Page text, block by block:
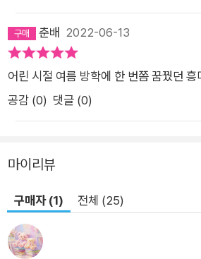
세대를 넘는 우정을 아름다운 이야기로 진한
적인 그래픽 노블로 재탄생한 우리 모두가 사랑하는 아동 문학의
적인 그래픽 노블로 재해석한 작품입니다.
밤중 톰의 정원에서》를 너무나도 좋아했
게 담아냈습니다. 무엇보다 세밀한 펜
히아신스가 만발한 꽃밭, 아름다운 전나
생명력 넘치는 정원을 눈앞에서 보듯이
보입니다. 또한 등장인물들의 감정까지
그려낸 그림은 책을 펼치는 순간, 독자들
들게 합니다. 독자들은 아름다운 정원에
춘배 2022-06-13
어린 시절 여름 방학에 한 번쯤 꿈꿨던
공감 (0) 댓글 (0)
마이리뷰
구매자 (1) 전체 (25)